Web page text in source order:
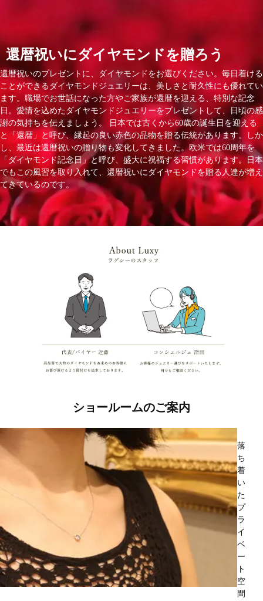
還暦祝いにダイヤモンドを贈ろう
還暦祝いのプレゼントに、ダイヤモンドをお選びください。毎日着ける
ことができるダイヤモンドジュエリーは、美しさと耐久性にも優れてい
ます。職場でお世話になった方やご家族が還暦を迎える、特別な記念
日。愛情を込めたダイヤモンドジュエリーをプレゼントして、日頃の感
謝の気持ちを伝えましょう。 日本では古くから60歳の誕生日を迎える
と「還暦」と呼び、縁起の良い赤色の品物を贈る伝統があります。しか
し、最近は還暦祝いの贈り物も変化してきました。欧米では60周年を
「ダイヤモンド記念日」と呼び、盛大に祝福する習慣があります。日本
でもこの風習を取り入れて、還暦祝いにダイヤモンドを贈る人達が増え
てきているのです。
ショールームのご案内
落
ち
着
い
た
プ
ラ
イ
ベ
ー
ト
空
間